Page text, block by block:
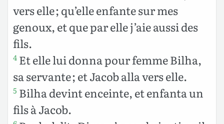
vers elle ; qu’elle enfante sur mes
genoux, et que par elle j’aie aussi des
fils.
4 Et elle lui donna pour femme Bilha,
sa servante ; et Jacob alla vers elle.
5 Bilha devint enceinte, et enfanta un
fils à Jacob.